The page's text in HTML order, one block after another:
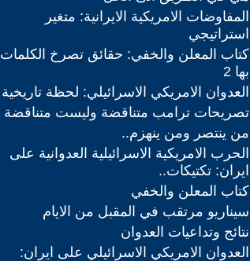
المفاوضات الامريكية الايرانية: متغير
استراتيجي
كتاب المعلن والخفي: حقائق تصرخ الكلمات
بها 2
العدوان الامريكي الاسرائيلي: لحظة تاريخية
تصريحات ترامب متناقضة وليست متناقضة
من ينتصر ومن ينهزم..
الحرب الامريكية الاسرائيلية العدوانية على
ايران: تكتيكات..
كتاب المعلن والخفي
سيناريو مرتقب في المقبل من الايام
نتائج وتداعيات العدوان
العدوان الامريكي الاسرائيلي على ايران: